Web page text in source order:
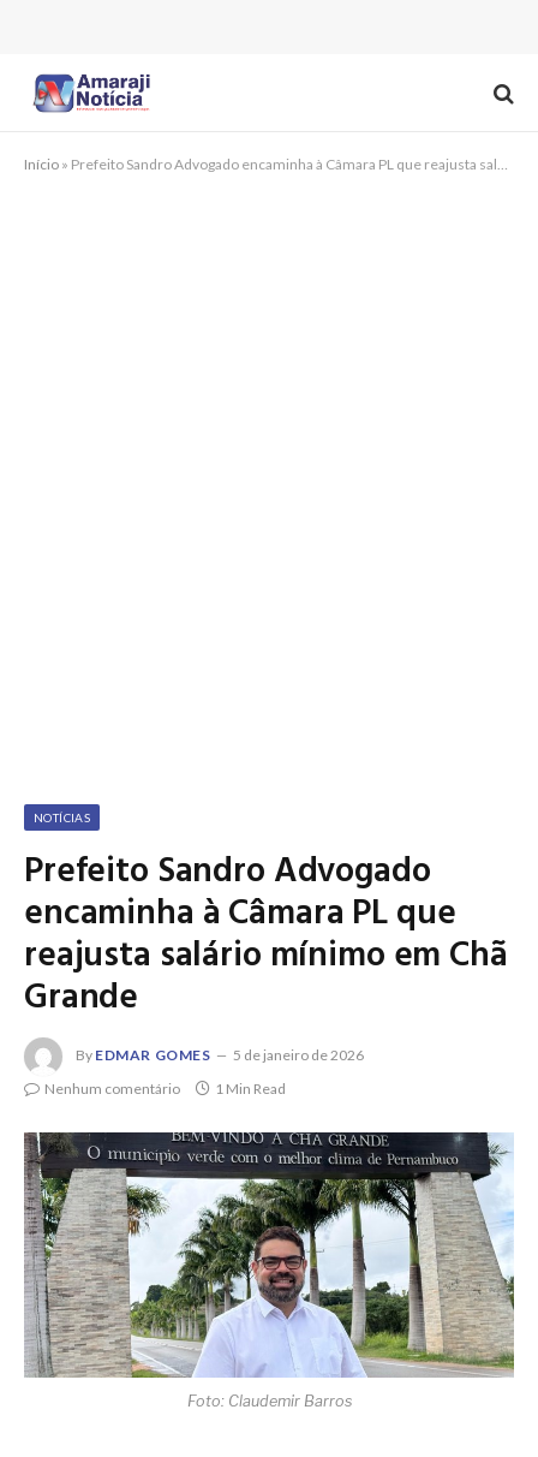
Início » Prefeito Sandro Advogado encaminha à Câmara PL que reajusta salário mínimo em Chã Grande
NOTÍCIAS
Prefeito Sandro Advogado
encaminha à Câmara PL que
reajusta salário mínimo em Chã
Grande
By EDMAR GOMES
5 de janeiro de 2026
Nenhum comentário
1 Min Read
Foto: Claudemir Barros